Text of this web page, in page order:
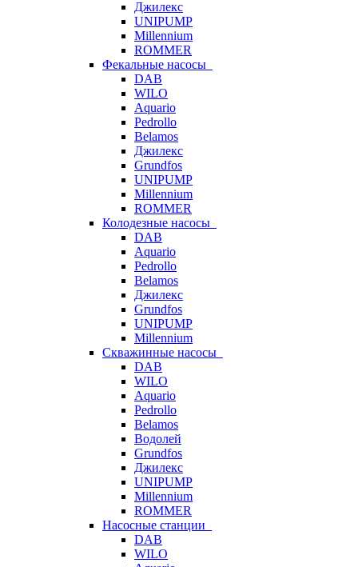
Джилекс
UNIPUMP
Millennium
ROMMER
Фекальные насосы
DAB
WILO
Aquario
Pedrollo
Belamos
Джилекс
Grundfos
UNIPUMP
Millennium
ROMMER
Колодезные насосы
DAB
Aquario
Pedrollo
Belamos
Джилекс
Grundfos
UNIPUMP
Millennium
Скважинные насосы
DAB
WILO
Aquario
Pedrollo
Belamos
Водолей
Grundfos
Джилекс
UNIPUMP
Millennium
ROMMER
Насосные станции
DAB
WILO